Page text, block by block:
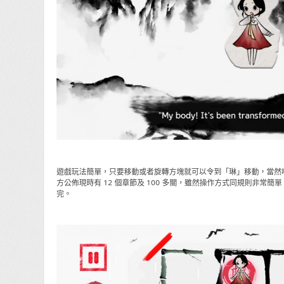
遊戲玩法簡單，只要移動或者旋轉方塊就可以令到「琳」移動，當
方公佈現時有 12 個章節及 100 多關，雖然操作方式同規則非常簡
完。